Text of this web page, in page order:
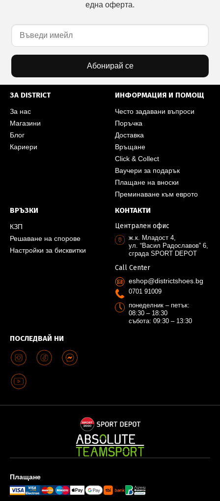
една оферта.
Абонирай се
ЗА DISTRICT
За нас
Магазини
Блог
Кариери
ИНФОРМАЦИЯ И ПОМОЩ
Често задавани въпроси
Поръчка
Доставка
Връщане
Click & Collect
Ваучери за подарък
Плащане на вноски
Преминаване към еврото
ВРЪЗКИ
КЗП
Решаване на спорове
Настройки за бисквитки
ПОСЛЕДВАЙ НИ
КОНТАКТИ
Централен офис
ж.к. Младост 4,
ул. “Васил Радославов” 6,
сграда SPORT DEPOT
Call Center
eshop@districtshoes.bg
0701 91009
понеделник – петък:
08:30 – 18:30
събота: 09:30 – 13:30
Плащане